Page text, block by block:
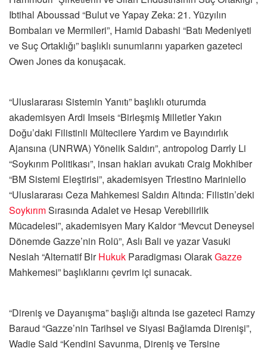
Ibtihal Aboussad “Bulut ve Yapay Zeka: 21. Yüzyılın
Bombaları ve Mermileri”, Hamid Dabashi “Batı Medeniyeti
ve Suç Ortaklığı” başlıklı sunumlarını yaparken gazeteci
Owen Jones da konuşacak.
“Uluslararası Sistemin Yanıtı” başlıklı oturumda
akademisyen Ardi Imseis “Birleşmiş Milletler Yakın
Doğu’daki Filistinli Mültecilere Yardım ve Bayındırlık
Ajansına (UNRWA) Yönelik Saldırı”, antropolog Darrly Li
“Soykırım Politikası”, insan hakları avukatı Craig Mokhiber
“BM Sistemi Eleştirisi”, akademisyen Triestino Mariniello
“Uluslararası Ceza Mahkemesi Saldırı Altında: Filistin’deki
SoykırımSırasında Adalet ve Hesap Verebilirlik
Mücadelesi”, akademisyen Mary Kaldor “Mevcut Deneysel
Dönemde Gazze’nin Rolü”, Aslı Bali ve yazar Vasuki
Nesiah “Alternatif BirHukuk Paradigması OlarakGazze
Mahkemesi” başlıklarını çevrim içi sunacak.
“Direniş ve Dayanışma” başlığı altında ise gazeteci Ramzy
Baraud “Gazze’nin Tarihsel ve Siyasi Bağlamda Direnişi”,
Wadie Said “Kendini Savunma, Direniş ve Tersine